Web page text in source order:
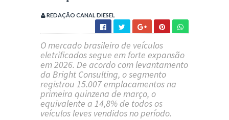
REDAÇÃO CANAL DIESEL
O mercado brasileiro de veículos
eletrificados segue em forte expansão
em 2026. De acordo com levantamento
da Bright Consulting, o segmento
registrou 15.007 emplacamentos na
primeira quinzena de março, o
equivalente a 14,8% de todos os
veículos leves vendidos no período.